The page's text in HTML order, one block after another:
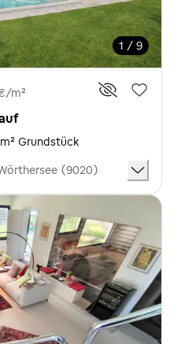
1 / 9
m²
Grundstück
(9020)